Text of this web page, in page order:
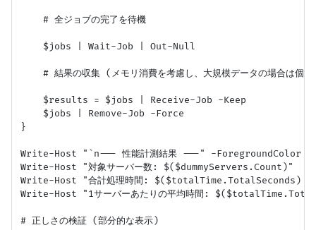
    # 全ジョブの完了を待機
    $jobs | Wait-Job | Out-Null
# 結果の収集 (メモリ消費を考慮し、大規模データの場合は個別
    $results = $jobs | Receive-Job -Keep
    $jobs | Remove-Job -Force
}
Write-Host "`n--- 性能計測結果 ---" -ForegroundColor
Write-Host "対象サーバー数: $($dummyServers.Count)"
Write-Host "合計処理時間: $($totalTime.TotalSeconds)
Write-Host "1サーバーあたりの平均時間:
# 正しさの検証 (部分的な表示)